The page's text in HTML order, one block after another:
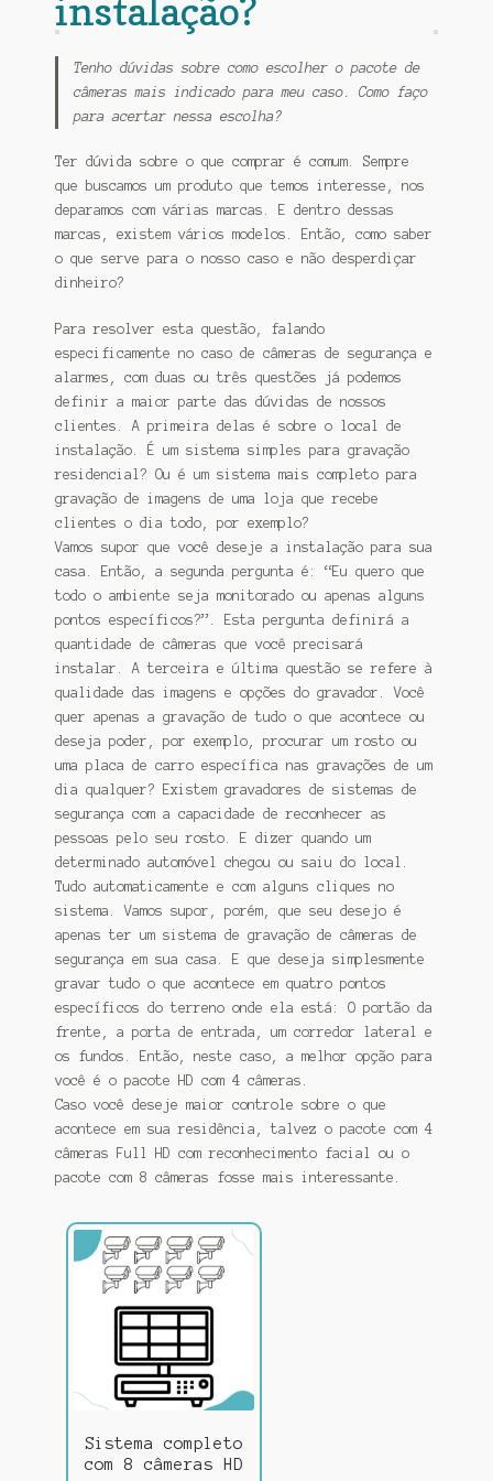
instalação?
Tenho dúvidas sobre como escolher o pacote de
câmeras mais indicado para meu caso. Como faço
para acertar nessa escolha?
Ter dúvida sobre o que comprar é comum. Sempre
que buscamos um produto que temos interesse, nos
deparamos com várias marcas. E dentro dessas
marcas, existem vários modelos. Então, como saber
o que serve para o nosso caso e não desperdiçar
dinheiro?
Para resolver esta questão, falando
especificamente no caso de câmeras de segurança e
alarmes, com duas ou três questões já podemos
definir a maior parte das dúvidas de nossos
clientes. A primeira delas é sobre o local de
instalação. É um sistema simples para gravação
residencial? Ou é um sistema mais completo para
gravação de imagens de uma loja que recebe
clientes o dia todo, por exemplo?
Vamos supor que você deseje a instalação para sua
casa. Então, a segunda pergunta é: “Eu quero que
todo o ambiente seja monitorado ou apenas alguns
pontos específicos?”. Esta pergunta definirá a
quantidade de câmeras que você precisará
instalar. A terceira e última questão se refere à
qualidade das imagens e opções do gravador. Você
quer apenas a gravação de tudo o que acontece ou
deseja poder, por exemplo, procurar um rosto ou
uma placa de carro específica nas gravações de um
dia qualquer? Existem gravadores de sistemas de
segurança com a capacidade de reconhecer as
pessoas pelo seu rosto. E dizer quando um
determinado automóvel chegou ou saiu do local.
Tudo automaticamente e com alguns cliques no
sistema. Vamos supor, porém, que seu desejo é
apenas ter um sistema de gravação de câmeras de
segurança em sua casa. E que deseja simplesmente
gravar tudo o que acontece em quatro pontos
específicos do terreno onde ela está: O portão da
frente, a porta de entrada, um corredor lateral e
os fundos. Então, neste caso, a melhor opção para
você é o pacote HD com 4 câmeras.
Caso você deseje maior controle sobre o que
acontece em sua residência, talvez o pacote com 4
câmeras Full HD com reconhecimento facial ou o
pacote com 8 câmeras fosse mais interessante.
Sistema completo
com 8 câmeras HD